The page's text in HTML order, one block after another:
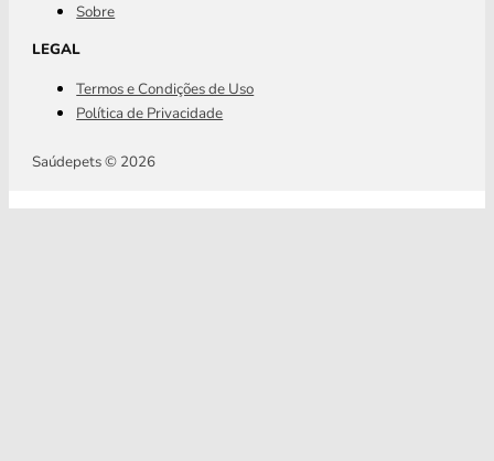
Sobre
LEGAL
Termos e Condições de Uso
Política de Privacidade
Saúdepets © 2026